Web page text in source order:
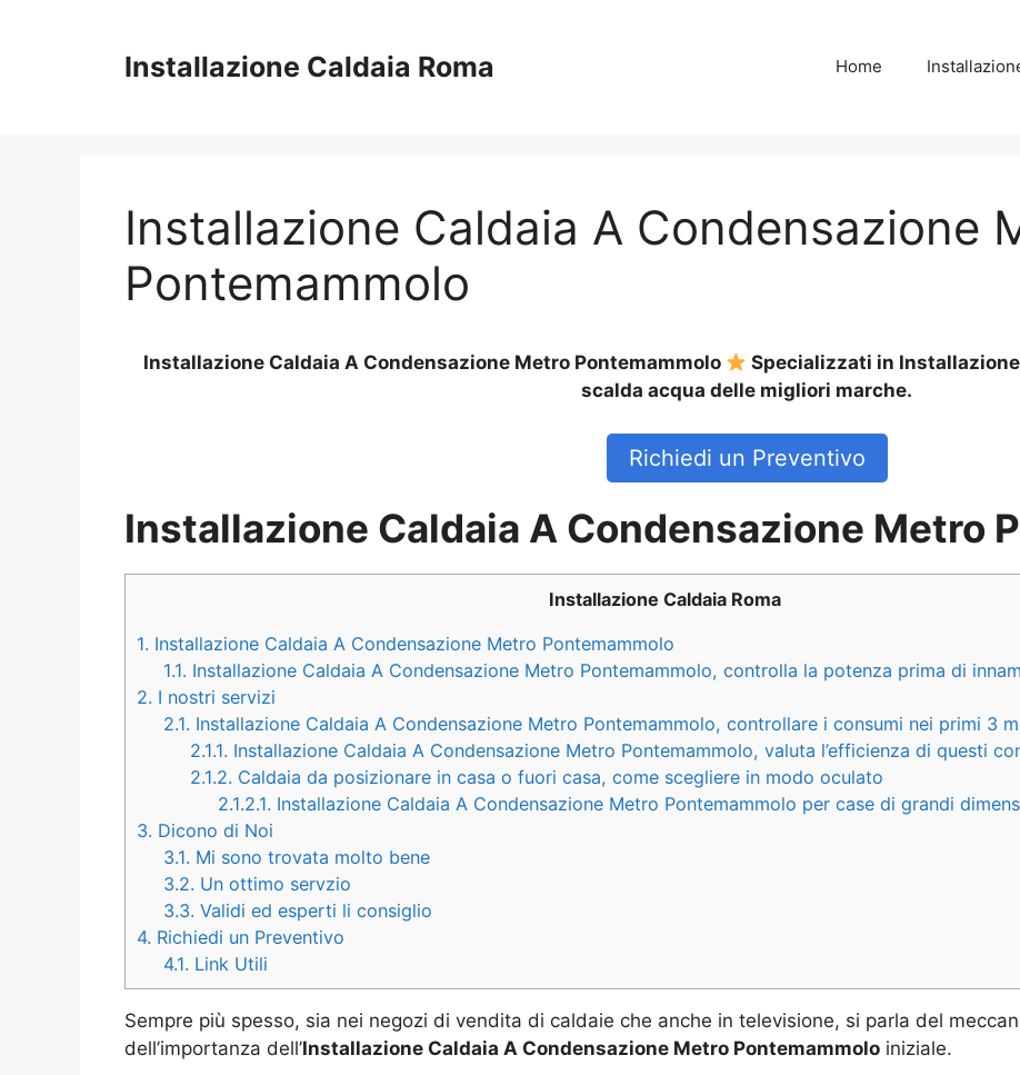
Installazione Caldaia Roma Home
Installazione Caldaia A Condensazione
Pontemammolo
Installazione Caldaia A Condensazione Metro Pontemammolo
Specializzati in
scalda acqua delle migliori marche.
Richiedi un Preventivo
Installazione Caldaia A Condensazione Metro
Installazione Caldaia Roma
1. Installazione Caldaia A Condensazione Metro Pontemammolo
1.1. Installazione Caldaia A Condensazione Metro Pontemammolo, controlla la potenza prima di
2. I nostri servizi
2.1. Installazione Caldaia A Condensazione Metro Pontemammolo, controllare i consumi nei primi 3
2.1.1. Installazione Caldaia A Condensazione Metro Pontemammolo, valuta l’efficienza di questi
2.1.2. Caldaia da posizionare in casa o fuori casa, come scegliere in modo oculato
2.1.2.1. Installazione Caldaia A Condensazione Metro Pontemammolo per case di grandi
3. Dicono di Noi
3.1. Mi sono trovata molto bene
3.2. Un ottimo servzio
3.3. Validi ed esperti li consiglio
4. Richiedi un Preventivo
4.1. Link Utili
Sempre più spesso, sia nei negozi di vendita di caldaie che anche in televisione, si parla del
dell’importanza dell’Installazione Caldaia A Condensazione Metro Pontemammolo iniziale.